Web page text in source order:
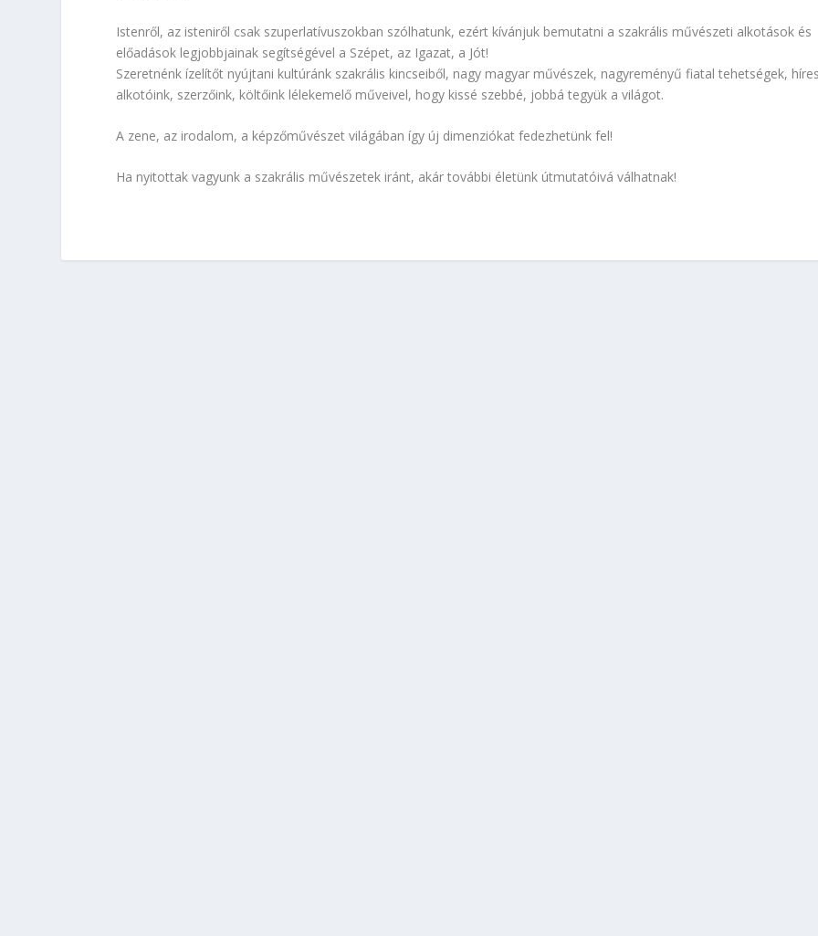
Istenről, az isteniről csak szuperlatívuszokban szólhatunk, ezért kívánjuk bemutatni a szakrális művészeti alkotások és
előadások legjobbjainak segítségével a Szépet, az Igazat, a Jót!
Szeretnénk ízelítőt nyújtani kultúránk szakrális kincseiből, nagy magyar művészek, nagyreményű fiatal tehetségek,
alkotóink, szerzőink, költőink lélekemelő műveivel, hogy kissé szebbé, jobbá tegyük a világot.
A zene, az irodalom, a képzőművészet világában így új dimenziókat fedezhetünk fel!
Ha nyitottak vagyunk a szakrális művészetek iránt, akár további életünk útmutatóivá válhatnak!